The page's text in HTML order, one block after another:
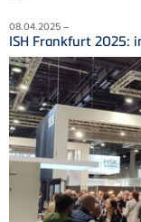
08.04.2025 –
ISH Frankfurt 2025: